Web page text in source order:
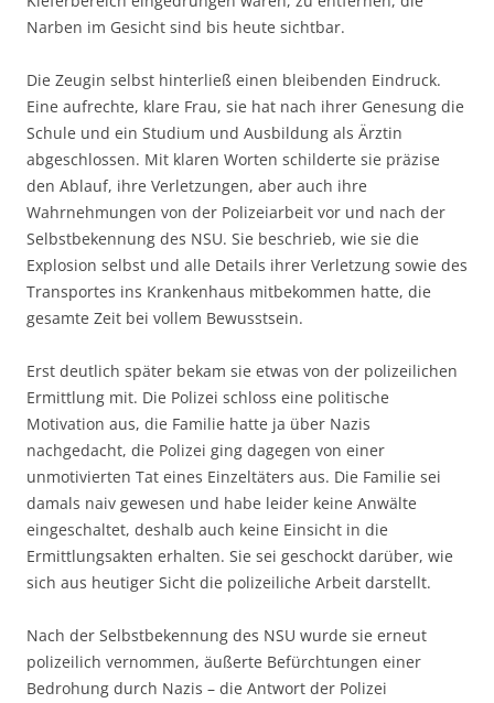
Narben im Gesicht sind bis heute sichtbar.
Die Zeugin selbst hinterließ einen bleibenden Eindruck.
Eine aufrechte, klare Frau, sie hat nach ihrer Genesung die
Schule und ein Studium und Ausbildung als Ärztin
abgeschlossen. Mit klaren Worten schilderte sie präzise
den Ablauf, ihre Verletzungen, aber auch ihre
Wahrnehmungen von der Polizeiarbeit vor und nach der
Selbstbekennung des NSU. Sie beschrieb, wie sie die
Explosion selbst und alle Details ihrer Verletzung sowie des
Transportes ins Krankenhaus mitbekommen hatte, die
gesamte Zeit bei vollem Bewusstsein.
Erst deutlich später bekam sie etwas von der polizeilichen
Ermittlung mit. Die Polizei schloss eine politische
Motivation aus, die Familie hatte ja über Nazis
nachgedacht, die Polizei ging dagegen von einer
unmotivierten Tat eines Einzeltäters aus. Die Familie sei
damals naiv gewesen und habe leider keine Anwälte
eingeschaltet, deshalb auch keine Einsicht in die
Ermittlungsakten erhalten. Sie sei geschockt darüber, wie
sich aus heutiger Sicht die polizeiliche Arbeit darstellt.
Nach der Selbstbekennung des NSU wurde sie erneut
polizeilich vernommen, äußerte Befürchtungen einer
Bedrohung durch Nazis – die Antwort der Polizei